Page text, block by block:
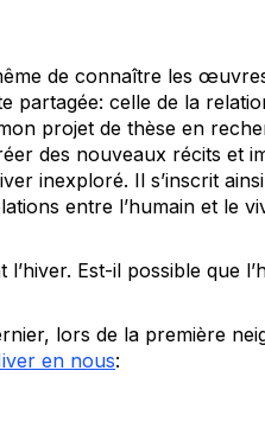
de connaître les
partagée: celle de la
projet de thèse en
des nouveaux récits et
inexploré. Il s’inscrit
entre l’humain et le
l’hiver. Est-il possible que
lors de la première
en nous: